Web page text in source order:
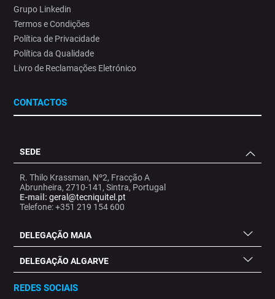
Grupo Linkedin
Termos e Condições
Política de Privacidade
Política da Qualidade
Livro de Reclamações Eletrónico
CONTACTOS
SEDE
R. Thilo Krassman, Nº2, Fracção A
Abrunheira, 2710-141, Sintra, Portugal
E-mail: geral@tecniquitel.pt
Telefone: +351 219 154 600
DELEGAÇÃO MAIA
DELEGAÇÃO ALGARVE
REDES SOCIAIS